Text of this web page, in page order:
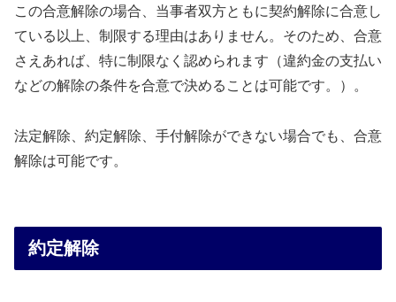
この合意解除の場合、当事者双方ともに契約解除に合意し
ている以上、制限する理由はありません。そのため、合意
さえあれば、特に制限なく認められます（違約金の支払い
などの解除の条件を合意で決めることは可能です。）。
法定解除、約定解除、手付解除ができない場合でも、合意
解除は可能です。
約定解除